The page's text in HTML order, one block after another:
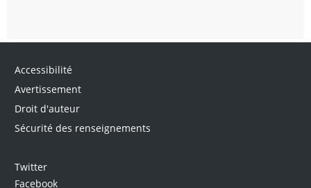
Accessibilité
Avertissement
Droit d'auteur
Sécurité des renseignements
Twitter
Facebook